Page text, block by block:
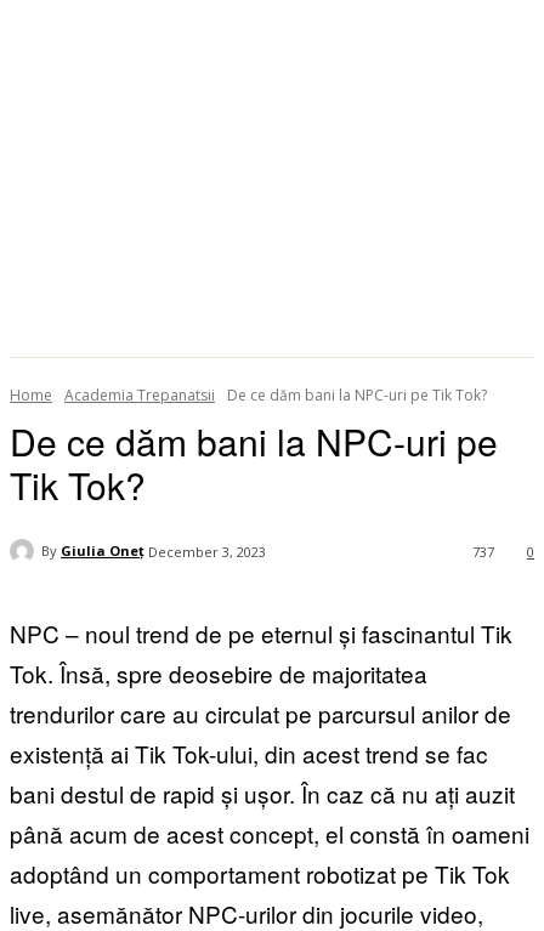
Home Academia Trepanatsii De ce dăm bani la NPC-uri pe Tik Tok?
De ce dăm bani la NPC-uri pe
Tik Tok?
By Giulia Oneț December 3, 2023 0
737
NPC – noul trend de pe eternul și fascinantul Tik
Tok. Însă, spre deosebire de majoritatea
trendurilor care au circulat pe parcursul anilor de
existență ai Tik Tok-ului, din acest trend se fac
bani destul de rapid și ușor. În caz că nu ați auzit
până acum de acest concept, el constă în oameni
adoptând un comportament robotizat pe Tik Tok
live, asemănător NPC-urilor din jocurile video,